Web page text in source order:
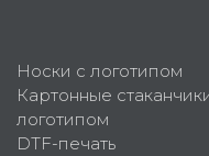
Носки с логотипом
Картонные
логотипом
DTF-печать